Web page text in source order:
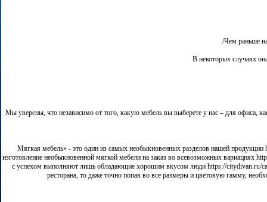
Чем раньше
В некоторых случаях
Мы уверены, что независимо от того, какую мебель вы выберете у нас – для офиса,
«Мягкая мебель» - это один из самых необыкновенных разделов нашей
изготовление необыкновенной мягкой мебели на заказ во всевозможных вариациях
с успехом выполняют лишь обладающие хорошим вкусом люди https://citydivan.ru/
ресторана, то даже точно попав во все размеры и цветовую гамму,